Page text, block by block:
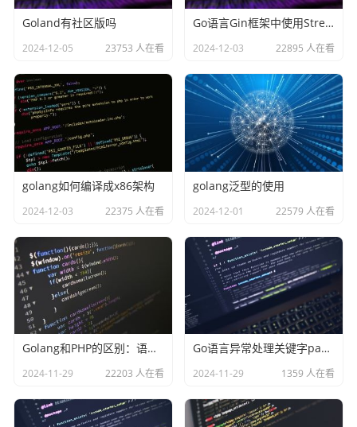
Goland有社区版吗
2024-12-05 23753 人在看
Go语言Gin框架中使用Stream和SSE实现类似ChatGPT的效果
2024-12-03 22895 人在看
golang如何编译成x86架构
2024-12-03 22375 人在看
golang泛型的使用
2024-12-01 22579 人在看
Golang和PHP的区别：语言类型、难易、性能、安全
2024-11-29 22203 人在看
Go语言异常处理关键字panic和recover
2024-11-29 1359 人在看